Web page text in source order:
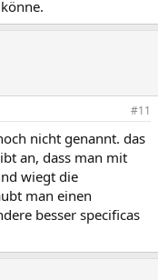
#11
nicht genannt. das
an, dass man mit
wiegt die
man einen
besser specificas